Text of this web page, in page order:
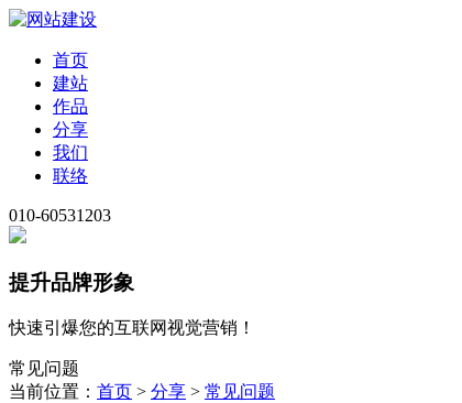
首页
建站
作品
分享
我们
联络
010-60531203
提升品牌形象
快速引爆您的互联网视觉营销！
常见问题
当前位置： 首页 > 分享 > 常见问题